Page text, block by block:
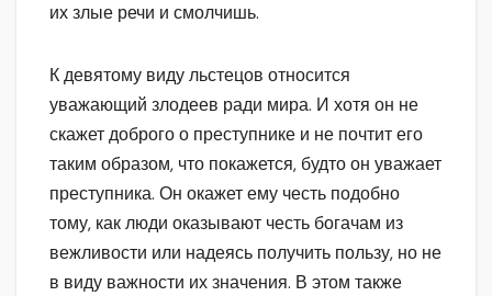
их злые речи и смолчишь.
К девятому виду льстецов относится
уважающий злодеев ради мира. И хотя он не
скажет доброго о преступнике и не почтит его
таким образом, что покажется, будто он уважает
преступника. Он окажет ему честь подобно
тому, как люди оказывают честь богачам из
вежливости или надеясь получить пользу, но не
в виду важности их значения. В этом также